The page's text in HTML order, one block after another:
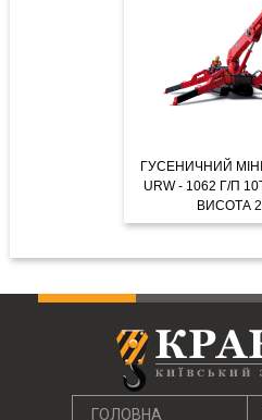
ГУСЕНИЧНИЙ
URW - 1062 Г/П
ВИСОТА
ГОЛОВНА